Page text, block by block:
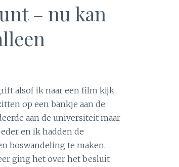
– nu kan
alsof ik naar een film kijk
op een bankje aan de
aan de universiteit maar
en ik hadden de
boswandeling te maken.
ging het over het besluit